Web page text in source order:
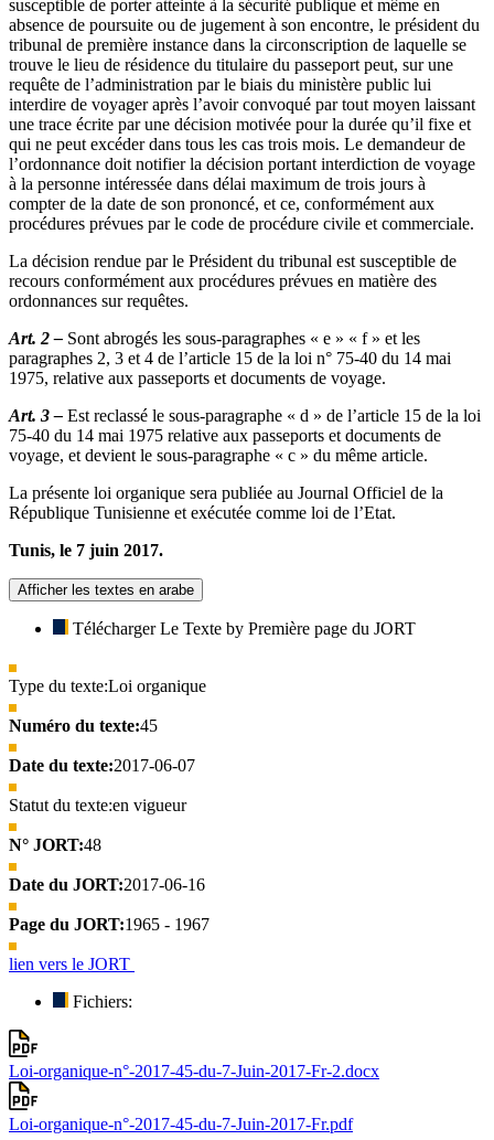
susceptible de porter atteinte à la sécurité publique et même en
absence de poursuite ou de jugement à son encontre, le président du
tribunal de première instance dans la circonscription de laquelle se
trouve le lieu de résidence du titulaire du passeport peut, sur une
requête de l’administration par le biais du ministère public lui
interdire de voyager après l’avoir convoqué par tout moyen laissant
une trace écrite par une décision motivée pour la durée qu’il fixe et
qui ne peut excéder dans tous les cas trois mois. Le demandeur de
l’ordonnance doit notifier la décision portant interdiction de voyage
à la personne intéressée dans délai maximum de trois jours à
compter de la date de son prononcé, et ce, conformément aux
procédures prévues par le code de procédure civile et commerciale.
La décision rendue par le Président du tribunal est susceptible de
recours conformément aux procédures prévues en matière des
ordonnances sur requêtes.
Art. 2 – Sont abrogés les sous-paragraphes « e » « f » et les
paragraphes 2, 3 et 4 de l’article 15 de la loi n° 75-40 du 14 mai
1975, relative aux passeports et documents de voyage.
Art. 3 – Est reclassé le sous-paragraphe « d » de l’article 15 de la loi
75-40 du 14 mai 1975 relative aux passeports et documents de
voyage, et devient le sous-paragraphe « c » du même article.
La présente loi organique sera publiée au Journal Officiel de la
République Tunisienne et exécutée comme loi de l’Etat.
Tunis, le 7 juin 2017.
Afficher les textes en arabe
Télécharger Le Texte by Première page du JORT
Type du texte:Loi organique
Numéro du texte:45
Date du texte:2017-06-07
Statut du texte:en vigueur
N° JORT:48
Date du JORT:2017-06-16
Page du JORT:1965 - 1967
lien vers le JORT
Fichiers:
Loi-organique-n°-2017-45-du-7-Juin-2017-Fr-2.docx
Loi-organique-n°-2017-45-du-7-Juin-2017-Fr.pdf